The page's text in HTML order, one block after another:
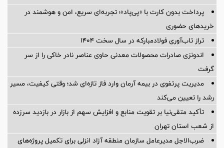
پرداخت بدون کارت با «پی‌پاد»؛ تجربه‌ای سریع، امن و هوشمند در
خریدهای حضوری
تراز تاب‌آوری فولادمبارکه در سال سخت ۱۴۰۴
اندونزی صادرات محصولات معدنی حاوی عناصر نادر خاکی را از سر
گرفت
مدیریت پرتفوی در بیمه آرمان وارد فاز تازه‌ای شد؛ وقتی کیفیت، مسیر
رشد را تعیین می‌کند
تأکید متقی‌نیا بر تقویت منابع و افزایش سهم از بازار در بازدید سرزده
از شعب استان تهران
ضرب‌الاجل مدیرعامل سازمان منطقه آزاد انزلی برای تكمیل پروژه‌های